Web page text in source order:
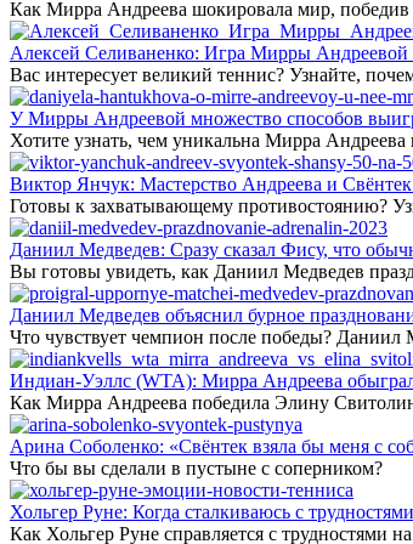
Как Мирра Андреева шокировала мир,
Алексей Селиваненко: Игра Мирры Андреевой
Вас интересует великий теннис? Узнайте,
У Мирры Андреевой множество способов
Хотите узнать, чем уникальна Мирра Андреева
Виктор Янчук: Мастерство Андреева и
Готовы к захватывающему противостоянию?
Даниил Медведев: Сразу сказал Фису, что
Вы готовы увидеть, как Даниил Медведев
Даниил Медведев объяснил бурное
Что чувствует чемпион после победы? Даниил
Индиан-Уэллс (WTA): Мирра Андреева
Как Мирра Андреева победила Элину
Арина Соболенко: «Свёнтек взяла бы меня с
Что бы вы сделали в пустыне с соперником?
Хольгер Руне: Когда сталкиваюсь с
Как Хольгер Руне справляется с трудностями на